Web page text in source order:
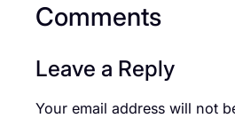
Comments
Leave a Reply
Your email address will not